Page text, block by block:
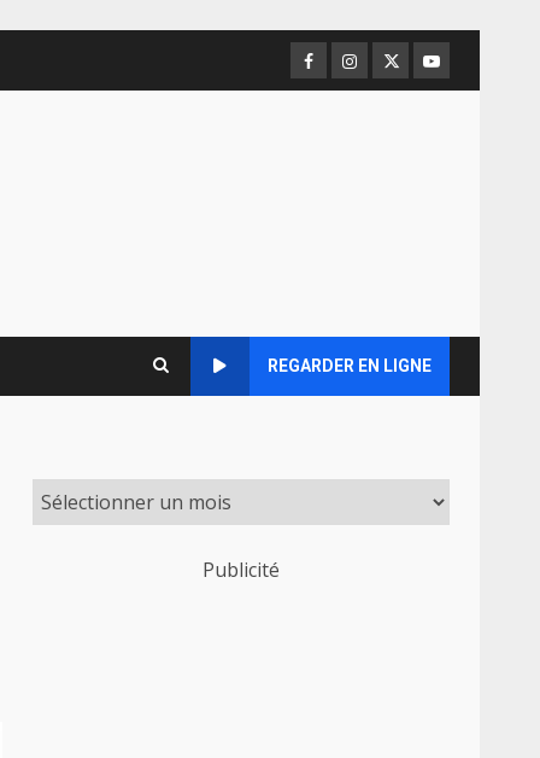
Facebook
Instagram
TwitterYoutube
REGARDER EN LIGNE
Publicité